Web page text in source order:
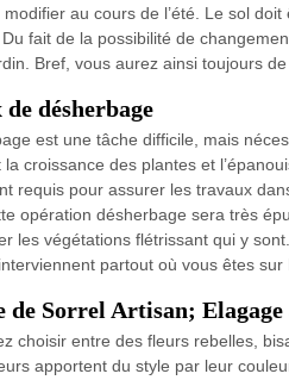
modifier au cours de l’été. Le sol
fait de la possibilité de
Bref, vous aurez ainsi toujours
désherbage
est une tâche difficile, mais
la croissance des plantes et
requis pour assurer les travaux
opération désherbage sera très
les végétations flétrissant qui y
partout où vous êtes sur
de Sorrel Artisan;
choisir entre des fleurs rebelles,
apportent du style par leur